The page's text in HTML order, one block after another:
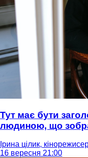
Тут має бути
людиною, що
Ірина цілик,
16 вересня 21:00